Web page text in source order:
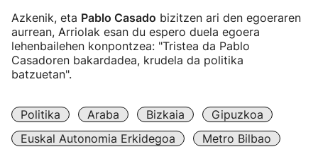
Azkenik, eta Pablo Casado bizitzen ari den egoeraren
aurrean, Arriolak esan du espero duela egoera
lehenbailehen konpontzea: "Tristea da Pablo
Casadoren bakardadea, krudela da politika
batzuetan".
Politika Araba Bizkaia
Gipuzkoa
Euskal Autonomia Erkidegoa
Metro Bilbao